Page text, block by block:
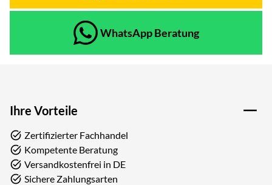
WhatsApp Beratung
Ihre Vorteile
Zertifizierter Fachhandel
Kompetente Beratung
Versandkostenfrei in DE
Sichere Zahlungsarten